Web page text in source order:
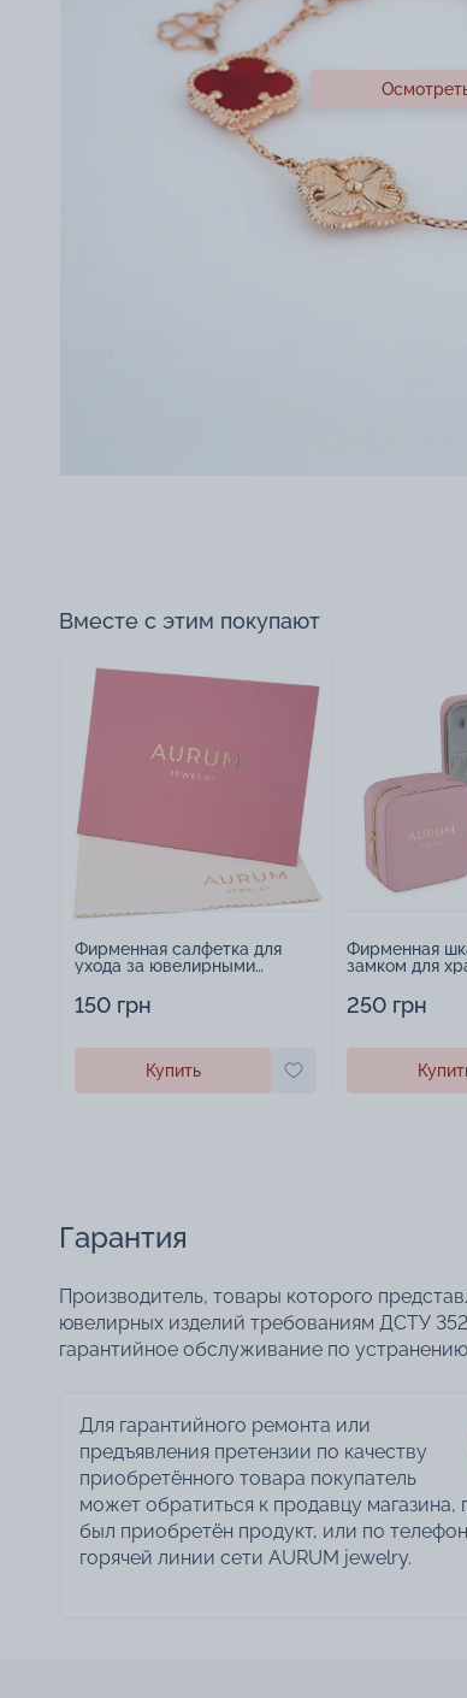
Вместе с этим покупают
Фирменная салфетка для
ухода за ювелирными
150 грн
Купить
Фирменная
замком для
250 грн
Гарантия
Производитель, товары которого
ювелирных изделий требованиям ДСТУ
гарантийное обслуживание по
Для гарантийного ремонта или
предъявления претензии по качеству
приобретённого товара покупатель
может обратиться к продавцу магазина,
был приобретён продукт, или по
горячей линии сети AURUM jewelry.